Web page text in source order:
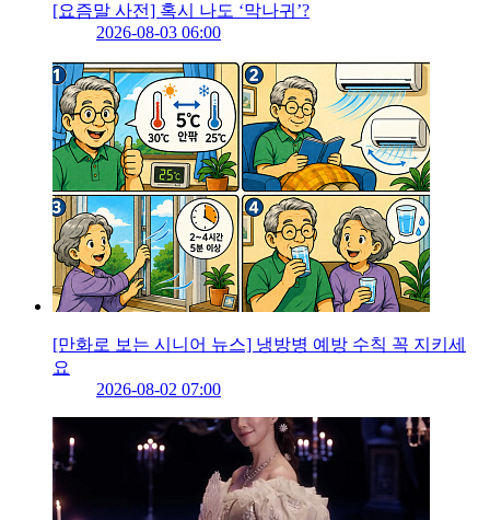
[요즘말 사전] 혹시 나도 ‘막나귀’?
2026-08-03 06:00
[만화로 보는 시니어 뉴스] 냉방병 예방 수칙 꼭 지키세
요
2026-08-02 07:00